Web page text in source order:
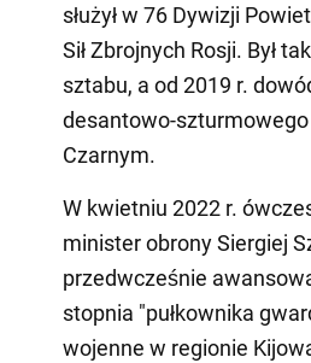
służył w 76 Dywizji
Sił Zbrojnych Rosji. Był
sztabu, a od 2019 r.
desantowo-
Czarnym.
W kwietniu 2022 r.
minister obrony Siergiej
przedwcześnie
stopnia "pułkownika
wojenne w regionie